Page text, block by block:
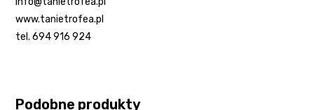
www.tanietrofea.pl
tel. 694 916 924
Podobne produkty